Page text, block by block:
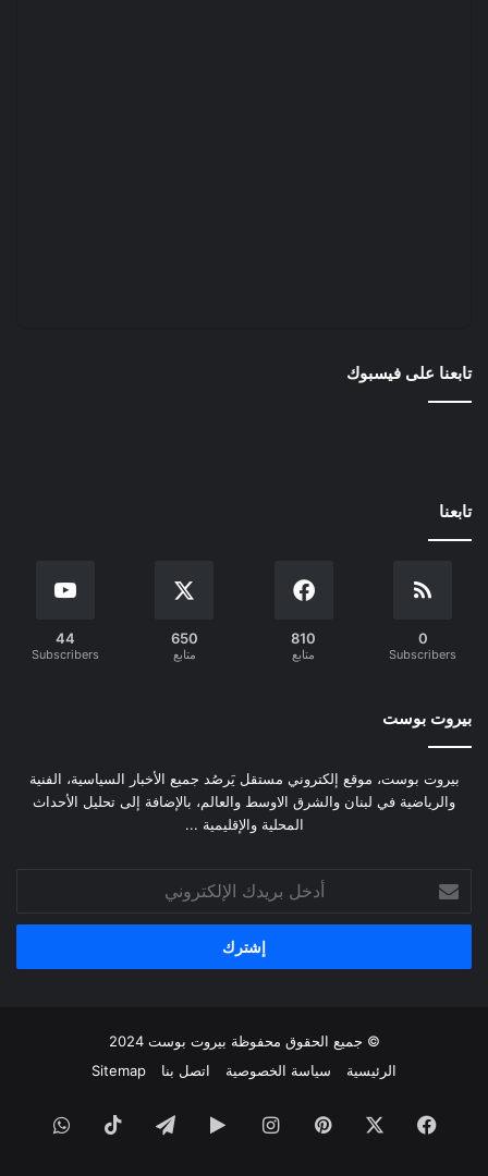
تابعنا على فيسبوك
تابعنا
0
Subscribers
810
متابع
650
متابع
44
Subscribers
بيروت بوست
بيروت بوست، موقع إلكتروني مستقل يَرصُد جميع الأخبار السياسية، الفنية
والرياضية في لبنان والشرق الاوسط والعالم، بالإضافة إلى تحليل الأحداث
المحلية والإقليمية ...
بريدك
الإلكتروني
© جميع الحقوق محفوظة بيروت بوست 2024
الرئيسية
سياسة الخصوصية اتصل بنا Sitemap
فيسبوك بينتيريستانستقرام‏Googleتيلقرام ‫TikTok